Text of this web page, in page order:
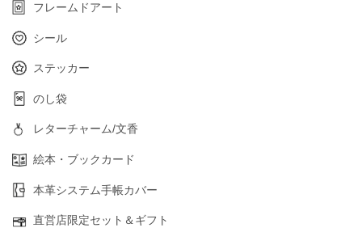
フレームドアート
シール
ステッカー
のし袋
レターチャーム/文香
絵本・ブックカード
本革システム手帳カバー
直営店限定セット＆ギフト